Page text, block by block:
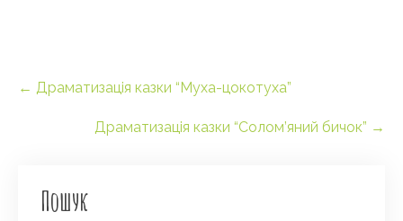
Post
navigation
← Драматизація казки “Муха-цокотуха”
Драматизація казки “Солом’яний бичок” →
Пошук